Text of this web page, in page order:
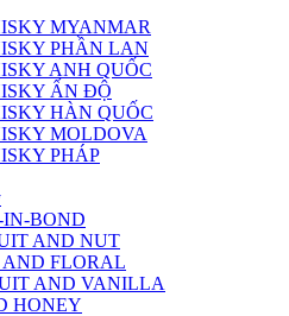
MYANMAR
PHẦN LAN
ANH QUỐC
ẤN ĐỘ
HÀN QUỐC
MOLDOVA
PHÁP
BOND
AND NUT
FLORAL
AND VANILLA
HONEY